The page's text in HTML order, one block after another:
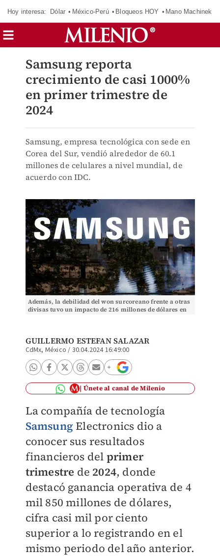
Hoy interesa: Dólar México-Perú Bloqueos HOY Mano Machinek
Samsung reporta
crecimiento de casi 1000%
en primer trimestre de
2024
Samsung, empresa tecnológica con sede en
Corea del Sur, vendió alrededor de 60.1
millones de celulares a nivel mundial, de
acuerdo con IDC.
Además, la debilidad del won surcoreano frente a otras
divisas tuvo un impacto de 216 millones de dólares en
GUILLERMO ESTEFAN SALAZAR
CdMx, México / 30.04.2024 16:49:00
Únete al canal de Milenio
La compañía de tecnología
Samsung Electronics dio a
conocer sus resultados
financieros del primer
trimestre de 2024, donde
destacó ganancia operativa de 4
mil 850 millones de dólares,
cifra casi mil por ciento
superior a lo registrando en el
mismo periodo del año anterior.